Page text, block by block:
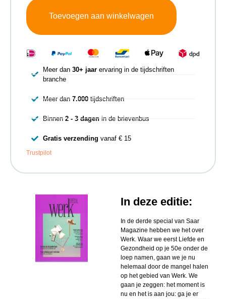
In deze editie:
In de derde special van Saar
Magazine hebben we het over
Werk. Waar we eerst Liefde en
Gezondheid op je 50e onder de
loep namen, gaan we je nu
helemaal door de mangel halen
op het gebied van Werk. We
gaan je zeggen: het moment is
nu en het is aan jou: ga je er
Toevoegen aan winkelwagen
Meer dan 30+ jaarervaring in de tijdschriften
branche
Meer dan 7.000tijdschriften
Binnen 2 - 3 dagenin de brievenbus
Gratis verzending vanaf € 15
Trustpilot